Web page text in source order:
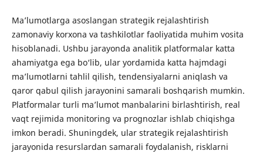
Ma’lumotlarga asoslangan strategik rejalashtirish
zamonaviy korxona va tashkilotlar faoliyatida muhim vosita
hisoblanadi. Ushbu jarayonda analitik platformalar katta
ahamiyatga ega bo‘lib, ular yordamida katta hajmdagi
ma’lumotlarni tahlil qilish, tendensiyalarni aniqlash va
qaror qabul qilish jarayonini samarali boshqarish mumkin.
Platformalar turli ma’lumot manbalarini birlashtirish, real
vaqt rejimida monitoring va prognozlar ishlab chiqishga
imkon beradi. Shuningdek, ular strategik rejalashtirish
jarayonida resurslardan samarali foydalanish, risklarni